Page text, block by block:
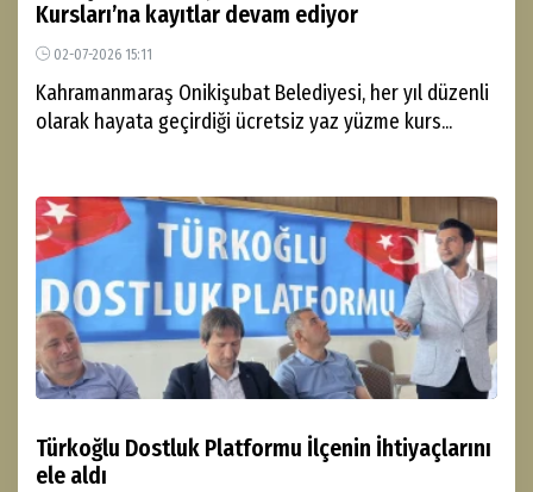
Kursları’na kayıtlar devam ediyor
02-07-2026 15:11
Kahramanmaraş Onikişubat Belediyesi, her yıl düzenli
olarak hayata geçirdiği ücretsiz yaz yüzme kurs...
Türkoğlu Dostluk Platformu İlçenin İhtiyaçlarını
ele aldı